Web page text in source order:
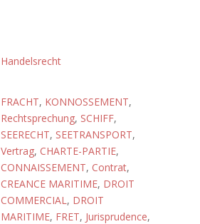
Handelsrecht
FRACHT, KONNOSSEMENT,
Rechtsprechung, SCHIFF,
SEERECHT, SEETRANSPORT,
Vertrag, CHARTE-PARTIE,
CONNAISSEMENT, Contrat,
CREANCE MARITIME, DROIT
COMMERCIAL, DROIT
MARITIME, FRET, Jurisprudence,